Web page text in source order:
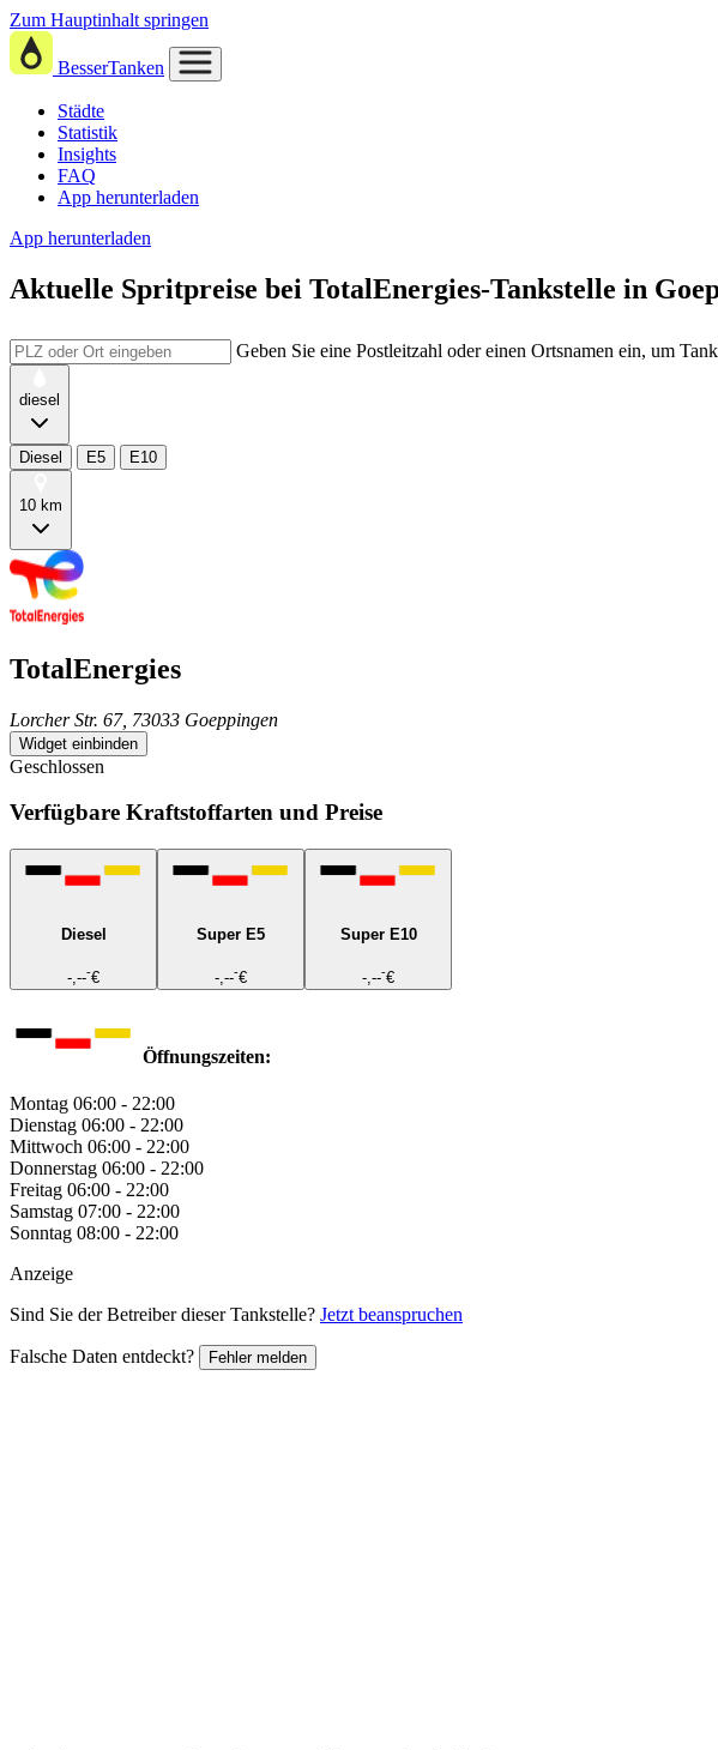
Zum Hauptinhalt springen
BesserTanken
Städte
Statistik
Insights
FAQ
App herunterladen
App herunterladen
Aktuelle Spritpreise bei TotalEnergies-Tankstelle in
Geben Sie eine Postleitzahl oder einen Ortsnamen ein, um
diesel
Diesel E5 E10
10 km
TotalEnergies
Lorcher Str. 67, 73033 Goeppingen
Widget einbinden
Geschlossen
Verfügbare Kraftstoffarten und Preise
Diesel
-,---€
Super E5
-,---€
Super E10
-,---€
Öffnungszeiten:
Montag 06:00 - 22:00
Dienstag 06:00 - 22:00
Mittwoch 06:00 - 22:00
Donnerstag 06:00 - 22:00
Freitag 06:00 - 22:00
Samstag 07:00 - 22:00
Sonntag 08:00 - 22:00
Anzeige
Sind Sie der Betreiber dieser Tankstelle? Jetzt beanspruchen
Falsche Daten entdeckt? Fehler melden